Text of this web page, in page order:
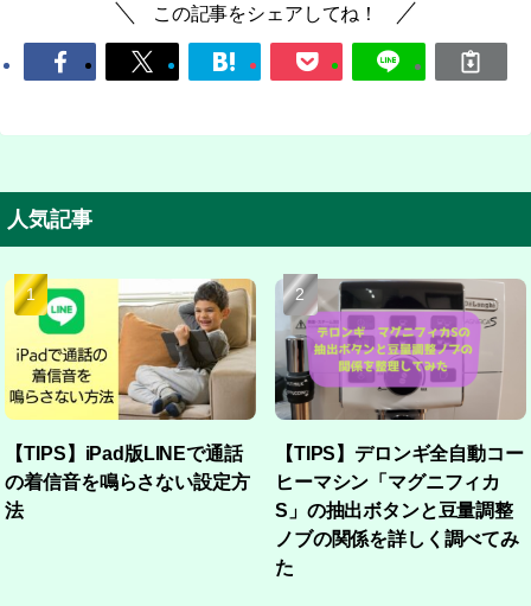
この記事をシェアしてね！
人気記事
【TIPS】iPad版LINEで通話
の着信音を鳴らさない設定方
法
【TIPS】デロンギ全自動コー
ヒーマシン「マグニフィカ
S」の抽出ボタンと豆量調整
ノブの関係を詳しく調べてみ
た